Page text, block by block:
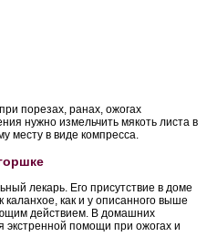
порезах, ранах, ожогах
нужно измельчить мякоть листа в
месту в виде компресса.
лекарь. Его присутствие в доме
как и у описанного выше
действием. В домашних
экстренной помощи при ожогах и